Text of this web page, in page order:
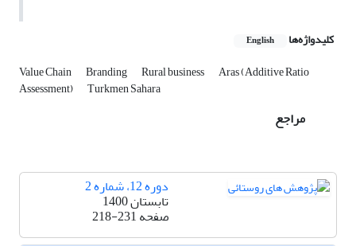
کلیدواژه‌ها English
Value Chain Branding Rural business Aras (Additive Ratio
Assessment) Turkmen Sahara
مراجع
دوره 12، شماره 2
تابستان 1400
صفحه218-231